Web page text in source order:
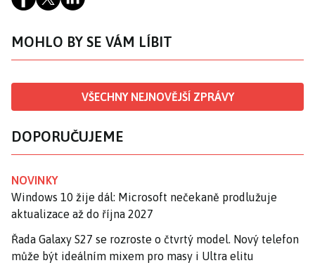
MOHLO BY SE VÁM LÍBIT
VŠECHNY NEJNOVĚJŠÍ ZPRÁVY
DOPORUČUJEME
NOVINKY
Windows 10 žije dál: Microsoft nečekaně prodlužuje
aktualizace až do října 2027
Řada Galaxy S27 se rozroste o čtvrtý model. Nový telefon
může být ideálním mixem pro masy i Ultra elitu